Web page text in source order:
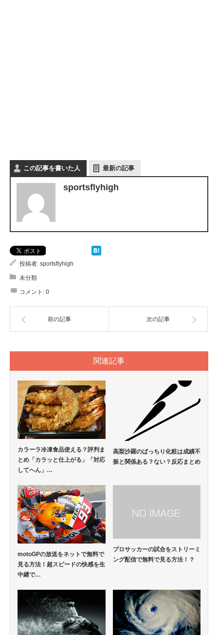
この記事を書いた人 最新の記事
sportsflyhigh
投稿者: sportsflyhigh
未分類
コメント: 0
前の記事 次の記事
関連記事
カラーラ冷凍食品使える？評判ま
とめ「カラッと仕上がる」「対応
してへん」…
高梨沙羅のばっちり化粧は成績不
振と関係ある？ない？反応まとめ
motoGPの放送をネットで無料で
見る方法！超スピードの快感を生
中継で…
プロサッカーの試合をストリーミ
ング配信で無料で見る方法！？